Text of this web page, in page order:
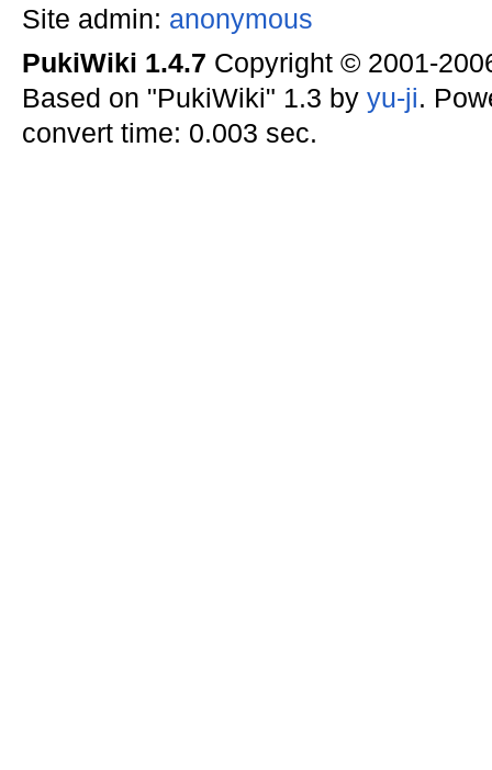
Site admin: anonymous
PukiWiki 1.4.7 Copyright © 2001-
Based on "PukiWiki" 1.3 by yu-ji.
convert time: 0.003 sec.